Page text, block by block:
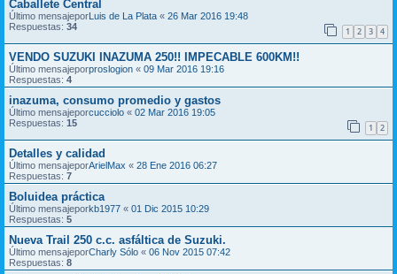
Caballete Central
Último mensajepor Luis de La Plata « 26 Mar 2016 19:48
Respuestas: 34 1 2 3 4
VENDO SUZUKI INAZUMA 250!! IMPECABLE 600KM!!
Último mensajeporproslogion « 09 Mar 2016 19:16
Respuestas: 4
inazuma, consumo promedio y gastos
Último mensajeporcucciolo « 02 Mar 2016 19:05
Respuestas: 15 1 2
Detalles y calidad
Último mensajeporArielMax « 28 Ene 2016 06:27
Respuestas: 7
Boluidea práctica
Último mensajeporkb1977 « 01 Dic 2015 10:29
Respuestas: 5
Nueva Trail 250 c.c. asfáltica de Suzuki.
Último mensajeporCharly Sólo « 06 Nov 2015 07:42
Respuestas: 8